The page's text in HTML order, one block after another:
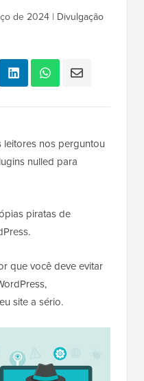
de 2024 | Divulgação
leitores nos perguntou
nulled para
piratas de
que você deve evitar
site a sério.